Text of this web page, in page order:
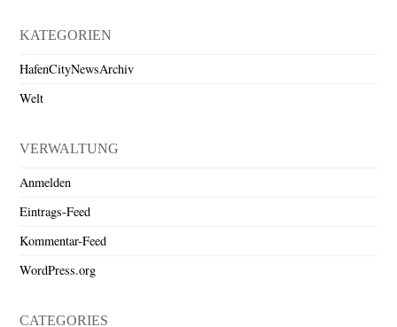
KATEGORIEN
HafenCityNewsArchiv
Welt
VERWALTUNG
Anmelden
Eintrags-Feed
Kommentar-Feed
WordPress.org
CATEGORIES